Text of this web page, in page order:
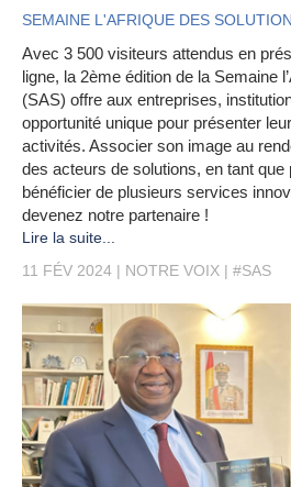
SEMAINE L'AFRIQUE DES
Avec 3 500 visiteurs attendus en
ligne, la 2ème édition de la Semaine
(SAS) offre aux entreprises,
opportunité unique pour présenter
activités. Associer son image au
des acteurs de solutions, en tant que
bénéficier de plusieurs services
devenez notre partenaire !
Lire la suite...
11 FÉV 2024
NOTRE VOIX #SAS